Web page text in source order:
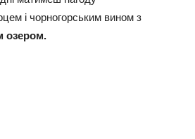
і чорногорським вином з
озером.